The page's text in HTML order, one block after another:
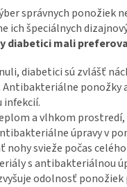
správnych ponožiek
ich špeciálnych
diabetici mali
diabetici sú zvlášť
infekcií.
a vlhkom
úpravy v
svieže počas celého
s antibakteriálnou
odolnosť